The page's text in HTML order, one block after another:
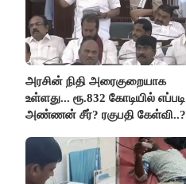
அரசின் நிதி அரைகுறையாக
உள்ளது... ரூ.832 கோடியில் எப்படி
அண்ணன் சீர்? ரகுபதி கேள்வி..?